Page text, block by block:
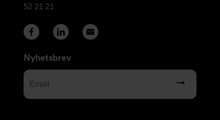
52 21 21
Nyhetsbrev
Email
(Required)